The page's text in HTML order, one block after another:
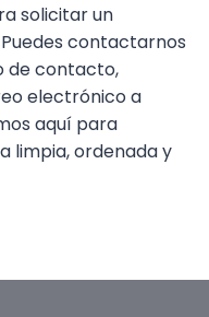
solicitar un
contactarnos
de contacto,
electrónico a
aquí para
limpia, ordenada y